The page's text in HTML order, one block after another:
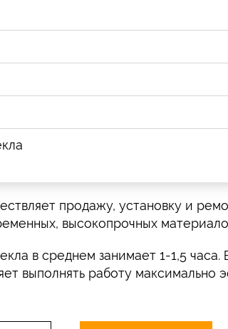
продажу, установку и
высокопрочных
в среднем занимает 1-1,5
выполнять работу